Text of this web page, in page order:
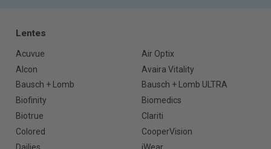
Lentes
Acuvue
Air Optix
Alcon
Avaira Vitality
Bausch + Lomb
Bausch + Lomb ULTRA
Biofinity
Biomedics
Biotrue
Clariti
Colored
CooperVision
Dailies
iWear